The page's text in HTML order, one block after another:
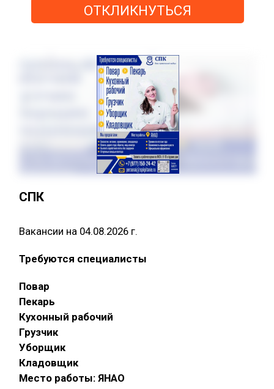
ОТКЛИКНУТЬСЯ
СПК
Вакансии на 04.08.2026 г.
Требуются специалисты
Повар
Пекарь
Кухонный рабочий
Грузчик
Уборщик
Кладовщик
Место работы: ЯНАО